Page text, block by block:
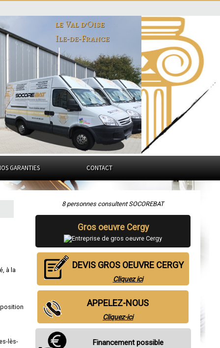
le Val d'Oise
Ile-de-France
GARANTIES CONTACT
à la
lès-
8 personnes consultent SOCOREBAT
Gros oeuvre Cergy
DEVIS GROS OEUVRE CERGY
Cliquez ici
APPELEZ-NOUS
Cliquez-ici
Financement possible